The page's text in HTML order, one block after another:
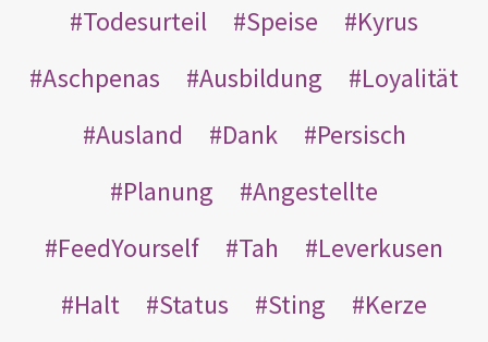
Todesurteil
Speise
Kyrus
Aschpenas
Ausbildung
Loyalität
Ausland
Dank
Persisch
Planung
Angestellte
FeedYourself
Tah
Leverkusen
Halt
Status Sting
Kerze